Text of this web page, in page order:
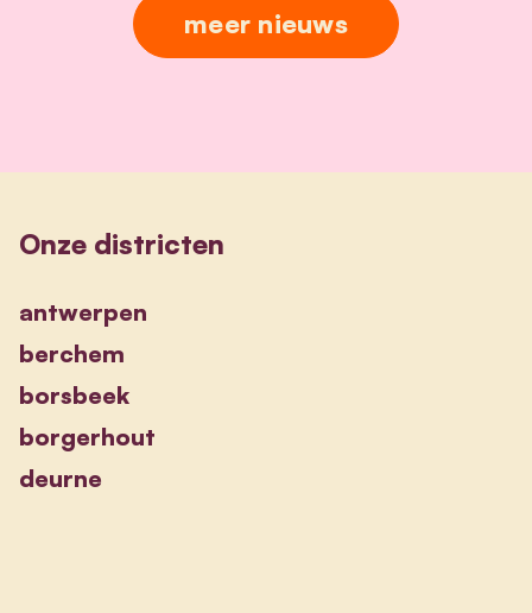
meer nieuws
Onze districten
antwerpen
berchem
borsbeek
borgerhout
deurne